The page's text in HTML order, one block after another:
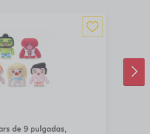
de 9 pulgadas,